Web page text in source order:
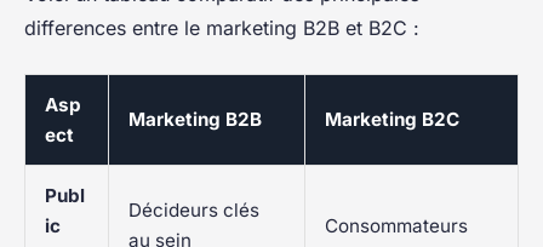
differences entre le marketing B2B et B2C :
Asp
ect
Marketing B2B Marketing B2C
Publ
ic
Décideurs clés
au sein
Consommateurs